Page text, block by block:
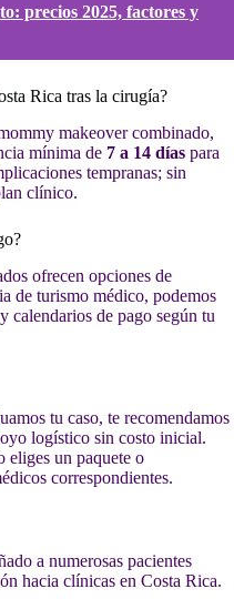
precios 2025, factores y
Rica tras la cirugía?
makeover combinado,
mínima de 7 a 14 días para
tempranas; sin
clínico.
ofrecen opciones de
de turismo médico, podemos
calendarios de pago según tu
tu caso, te recomendamos
logístico sin costo inicial.
eliges un paquete o
correspondientes.
a numerosas pacientes
hacia clínicas en Costa Rica.